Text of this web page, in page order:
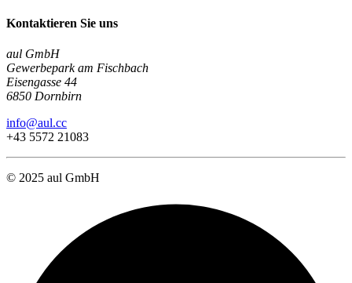
Kontaktieren Sie uns
aul GmbH
Gewerbepark am Fischbach
Eisengasse 44
6850 Dornbirn
info@aul.cc
+43 5572 21083
© 2025 aul GmbH